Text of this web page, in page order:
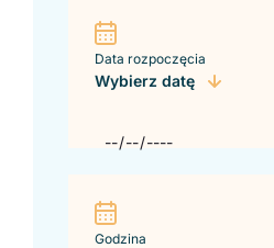
Data rozpoczęcia
Wybierz datę
Godzina